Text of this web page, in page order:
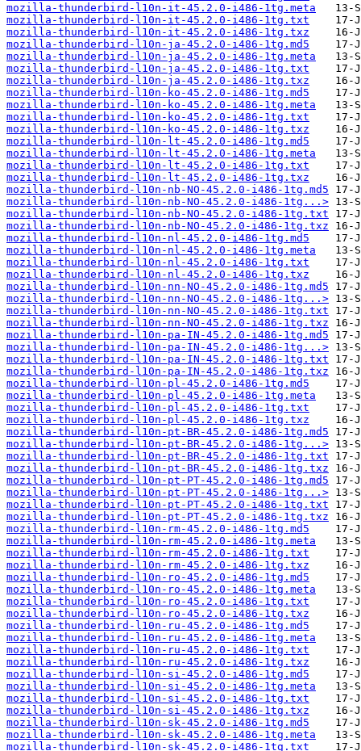
mozilla-thunderbird-l10n-it-45.2.0-i486-1tg.meta
mozilla-thunderbird-l10n-it-45.2.0-i486-1tg.txt
mozilla-thunderbird-l10n-it-45.2.0-i486-1tg.txz
mozilla-thunderbird-l10n-ja-45.2.0-i486-1tg.md5
mozilla-thunderbird-l10n-ja-45.2.0-i486-1tg.meta
mozilla-thunderbird-l10n-ja-45.2.0-i486-1tg.txt
mozilla-thunderbird-l10n-ja-45.2.0-i486-1tg.txz
mozilla-thunderbird-l10n-ko-45.2.0-i486-1tg.md5
mozilla-thunderbird-l10n-ko-45.2.0-i486-1tg.meta
mozilla-thunderbird-l10n-ko-45.2.0-i486-1tg.txt
mozilla-thunderbird-l10n-ko-45.2.0-i486-1tg.txz
mozilla-thunderbird-l10n-lt-45.2.0-i486-1tg.md5
mozilla-thunderbird-l10n-lt-45.2.0-i486-1tg.meta
mozilla-thunderbird-l10n-lt-45.2.0-i486-1tg.txt
mozilla-thunderbird-l10n-lt-45.2.0-i486-1tg.txz
mozilla-thunderbird-l10n-nb-NO-45.2.0-i486-1tg.md5
mozilla-thunderbird-l10n-nb-NO-45.2.0-i486-1tg...>
mozilla-thunderbird-l10n-nb-NO-45.2.0-i486-1tg.txt
mozilla-thunderbird-l10n-nb-NO-45.2.0-i486-1tg.txz
mozilla-thunderbird-l10n-nl-45.2.0-i486-1tg.md5
mozilla-thunderbird-l10n-nl-45.2.0-i486-1tg.meta
mozilla-thunderbird-l10n-nl-45.2.0-i486-1tg.txt
mozilla-thunderbird-l10n-nl-45.2.0-i486-1tg.txz
mozilla-thunderbird-l10n-nn-NO-45.2.0-i486-1tg.md5
mozilla-thunderbird-l10n-nn-NO-45.2.0-i486-1tg...>
mozilla-thunderbird-l10n-nn-NO-45.2.0-i486-1tg.txt
mozilla-thunderbird-l10n-nn-NO-45.2.0-i486-1tg.txz
mozilla-thunderbird-l10n-pa-IN-45.2.0-i486-1tg.md5
mozilla-thunderbird-l10n-pa-IN-45.2.0-i486-1tg...>
mozilla-thunderbird-l10n-pa-IN-45.2.0-i486-1tg.txt
mozilla-thunderbird-l10n-pa-IN-45.2.0-i486-1tg.txz
mozilla-thunderbird-l10n-pl-45.2.0-i486-1tg.md5
mozilla-thunderbird-l10n-pl-45.2.0-i486-1tg.meta
mozilla-thunderbird-l10n-pl-45.2.0-i486-1tg.txt
mozilla-thunderbird-l10n-pl-45.2.0-i486-1tg.txz
mozilla-thunderbird-l10n-pt-BR-45.2.0-i486-1tg.md5
mozilla-thunderbird-l10n-pt-BR-45.2.0-i486-1tg...>
mozilla-thunderbird-l10n-pt-BR-45.2.0-i486-1tg.txt
mozilla-thunderbird-l10n-pt-BR-45.2.0-i486-1tg.txz
mozilla-thunderbird-l10n-pt-PT-45.2.0-i486-1tg.md5
mozilla-thunderbird-l10n-pt-PT-45.2.0-i486-1tg...>
mozilla-thunderbird-l10n-pt-PT-45.2.0-i486-1tg.txt
mozilla-thunderbird-l10n-pt-PT-45.2.0-i486-1tg.txz
mozilla-thunderbird-l10n-rm-45.2.0-i486-1tg.md5
mozilla-thunderbird-l10n-rm-45.2.0-i486-1tg.meta
mozilla-thunderbird-l10n-rm-45.2.0-i486-1tg.txt
mozilla-thunderbird-l10n-rm-45.2.0-i486-1tg.txz
mozilla-thunderbird-l10n-ro-45.2.0-i486-1tg.md5
mozilla-thunderbird-l10n-ro-45.2.0-i486-1tg.meta
mozilla-thunderbird-l10n-ro-45.2.0-i486-1tg.txt
mozilla-thunderbird-l10n-ro-45.2.0-i486-1tg.txz
mozilla-thunderbird-l10n-ru-45.2.0-i486-1tg.md5
mozilla-thunderbird-l10n-ru-45.2.0-i486-1tg.meta
mozilla-thunderbird-l10n-ru-45.2.0-i486-1tg.txt
mozilla-thunderbird-l10n-ru-45.2.0-i486-1tg.txz
mozilla-thunderbird-l10n-si-45.2.0-i486-1tg.md5
mozilla-thunderbird-l10n-si-45.2.0-i486-1tg.meta
mozilla-thunderbird-l10n-si-45.2.0-i486-1tg.txt
mozilla-thunderbird-l10n-si-45.2.0-i486-1tg.txz
mozilla-thunderbird-l10n-sk-45.2.0-i486-1tg.md5
mozilla-thunderbird-l10n-sk-45.2.0-i486-1tg.meta
mozilla-thunderbird-l10n-sk-45.2.0-i486-1tg.txt